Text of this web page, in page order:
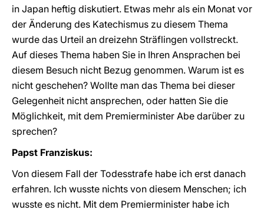
in Japan heftig diskutiert. Etwas mehr als ein Monat vor
der Änderung des Katechismus zu diesem Thema
wurde das Urteil an dreizehn Sträflingen vollstreckt.
Auf dieses Thema haben Sie in Ihren Ansprachen bei
diesem Besuch nicht Bezug genommen. Warum ist es
nicht geschehen? Wollte man das Thema bei dieser
Gelegenheit nicht ansprechen, oder hatten Sie die
Möglichkeit, mit dem Premierminister Abe darüber zu
sprechen?
Papst Franziskus:
Von diesem Fall der Todesstrafe habe ich erst danach
erfahren. Ich wusste nichts von diesem Menschen; ich
wusste es nicht. Mit dem Premierminister habe ich